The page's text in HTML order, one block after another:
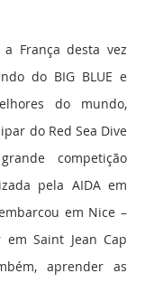
França desta vez
do BIG BLUE e
do mundo,
do Red Sea Dive
competição
pela AIDA em
em Nice –
Saint Jean Cap
aprender as